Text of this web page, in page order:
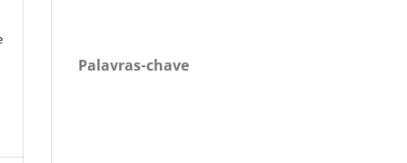
Palavras-chave